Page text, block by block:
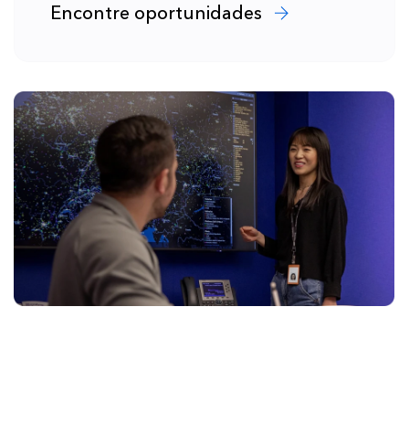
Encontre oportunidades